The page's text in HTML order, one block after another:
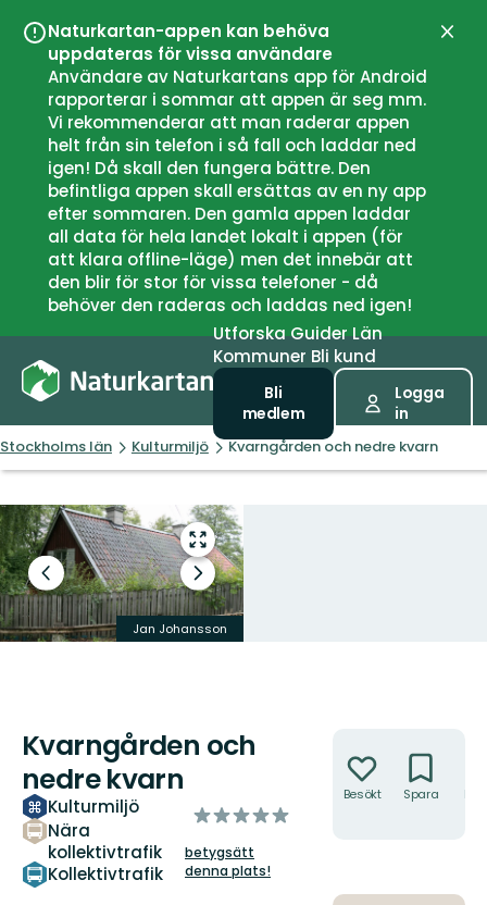
Naturkartan-appen kan behöva
uppdateras för vissa användare
Användare av Naturkartans app för Android
rapporterar i sommar att appen är seg mm.
Vi rekommenderar att man raderar appen
helt från sin telefon i så fall och laddar ned
igen! Då skall den fungera bättre. Den
befintliga appen skall ersättas av en ny app
efter sommaren. Den gamla appen laddar
all data för hela landet lokalt i appen (för
att klara offline-läge) men det innebär att
den blir för stor för vissa telefoner - då
behöver den raderas och laddas ned igen!
UtforskaGuiderLän
Kommuner Bli kund
Bli
medlem
Logga
in
Stockholms län Kulturmiljö Kvarngården och nedre kvarn
Gå
till
helskärmsläge
Föregående
bild
Nästa
bildspel
Jan Johansson
Kvarngården och
nedre kvarn
Kulturmiljö
Nära
kollektivtrafik
Kollektivtrafik
av
stjärnor
betygsätt
denna plats!
Besökt Spara